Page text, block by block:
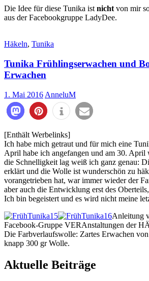
Die Idee für diese Tunika istnichtvon mir
aus der Facebookgruppe LadyDee.
Häkeln, Tunika
Tunika Frühlingserwachen und
Erwachen
1. Mai 2016 AnneluM
1588
[Enthält Werbelinks]
Ich habe mich getraut und für mich eine
April habe ich angefangen und am 30. April
die Schnelligkeit lag weiß ich ganz genau:
erklärt und die Wolle ist wunderschön zu
vorangetrieben hat, war immer wieder der
aber auch die Entwicklung erst des
Ich bin begeistert und es wird nicht meine
Anleitung
Facebook-Gruppe VERAnstaltungen der
Die Farbverlaufswolle: Zartes Erwachen
knapp 300 gr Wolle.
Aktuelle Beiträge